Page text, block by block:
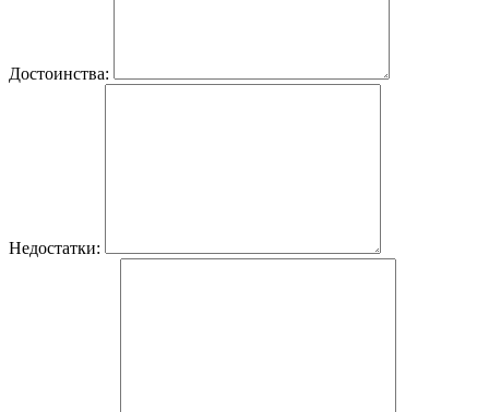
Достоинства:
Недостатки: